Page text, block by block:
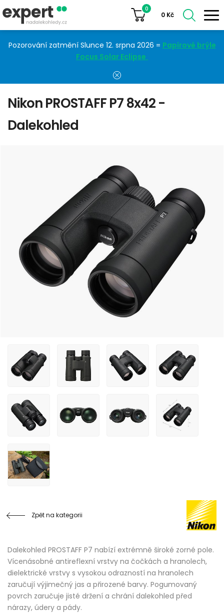
Pozorování zatmění Slunce 12. srpna 2026 = Papírové brýle
Focus Solar Eclipse
0
0 Kč
Nikon PROSTAFF P7 8x42 -
Dalekohled
Zpět na kategorii
Dalekohled PROSTAFF P7 nabízí extrémně široké zorné pole.
Vícenásobné antireflexní vrstvy na čočkách a hranolech,
dielektrické vrstvy s vysokou odrazností na hranolech
zaručují výjimečný jas a přirozené barvy. Pogumovaný
povrch zaručuje jisté držení a chrání dalekohled před
nárazy, údery a pády.